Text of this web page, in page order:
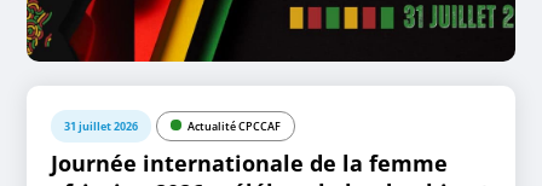
31 juillet 2026 Actualité CPCCAF
Journée internationale de la femme